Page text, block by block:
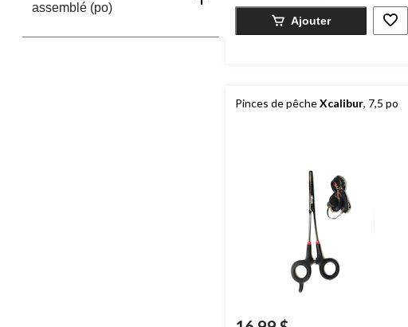
assemblé (po)
Ajouter
Pinces de pêcheXcalibur, 7,5 po